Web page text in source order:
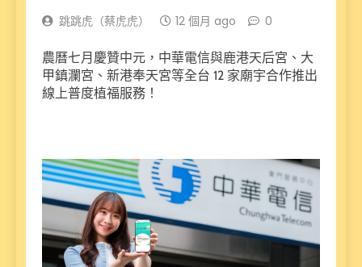
跳跳虎（蔡虎虎） 12 個月 ago 0
農曆七月慶贊中元，中華電信與鹿港天后宮、大
甲鎮瀾宮、新港奉天宮等全台 12 家廟宇合作推出
線上普度植福服務！